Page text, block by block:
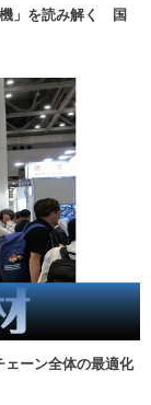
機」を読み解く 国
ェーン全体の最適化